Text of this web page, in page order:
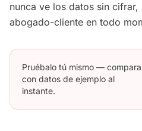
nunca ve los datos sin
abogado-cliente en todo
Pruébalo tú mismo — compara
con datos de ejemplo al
instante.